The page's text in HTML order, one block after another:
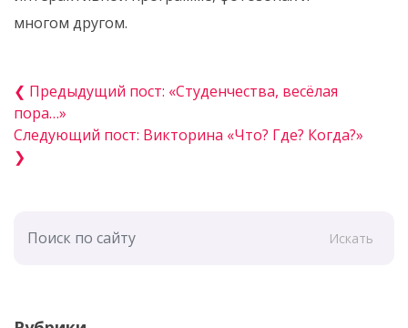
многом другом.
❮ Предыдущий пост: «Студенчества, весёлая
пора…»
Следующий пост: Викторина «Что? Где? Когда?»
❯
Искать